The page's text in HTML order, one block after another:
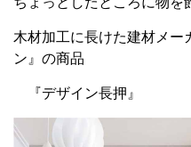
木材加工に長けた建材メ
ン』の商品
『デザイン長押』